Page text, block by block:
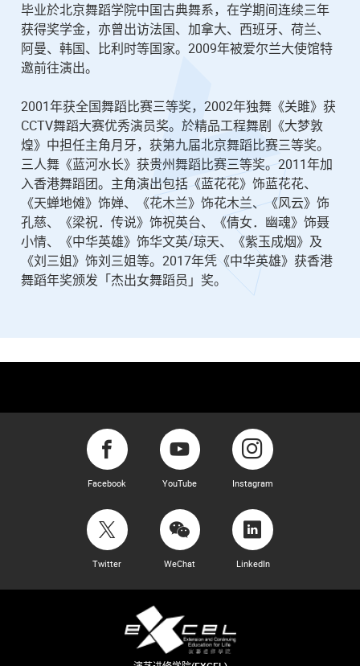
毕业於北京舞蹈学院中国古典舞系，在学期间连续三年
获得奖学金，亦曾出访法国、加拿大、西班牙、荷兰、
阿曼、韩国、比利时等国家。2009年被爱尔兰大使馆特
邀前往演出。
2001年获全国舞蹈比赛三等奖，2002年独舞《关雎》获
CCTV舞蹈大赛优秀演员奖。於精品工程舞剧《大梦敦
煌》中担任主角月牙，获第九届北京舞蹈比赛三等奖。
三人舞《蓝河水长》获贵州舞蹈比赛三等奖。2011年加
入香港舞蹈团。主角演出包括《蓝花花》饰蓝花花、
《天蝉地傩》饰婵、《花木兰》饰花木兰、《风云》饰
孔慈、《梁祝．传说》饰祝英台、《倩女．幽魂》饰聂
小情、《中华英雄》饰华文英/琼天、《紫玉成烟》及
《刘三姐》饰刘三姐等。2017年凭《中华英雄》获香港
舞蹈年奖颁发「杰出女舞蹈员」奖。
Facebook YouTube Instagram
Twitter WeChat LinkedIn